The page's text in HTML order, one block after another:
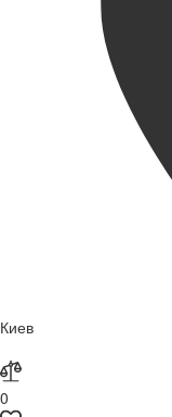
Киев
0